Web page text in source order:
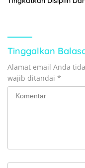
Tinggalkan
Alamat email Anda
wajib ditandai *